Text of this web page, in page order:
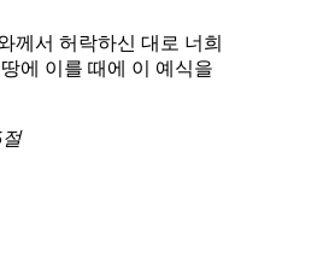
께서 허락하신 대로 너희
에 이를 때에 이 예식을